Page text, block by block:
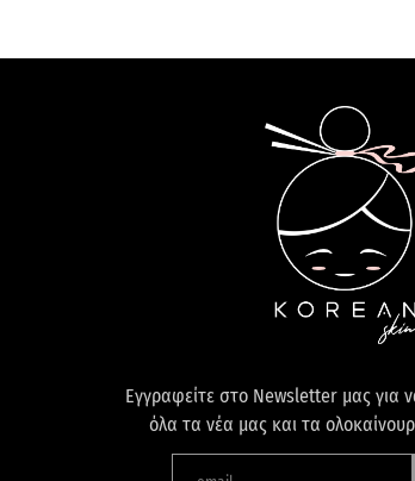
Εγγραφείτε στο Newsletter μας για
όλα τα νέα μας και τα